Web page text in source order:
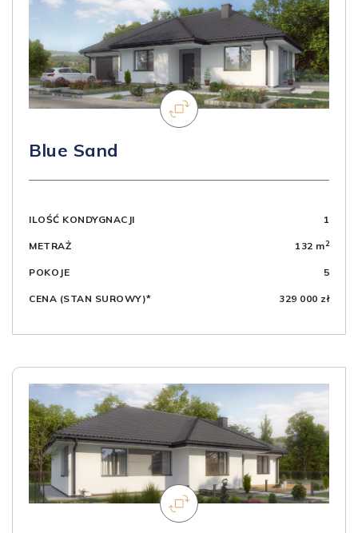
Blue Sand
ILOŚĆ KONDYGNACJI 1
METRAŻ 132 m2
POKOJE 5
CENA (STAN SUROWY)* 329 000 zł